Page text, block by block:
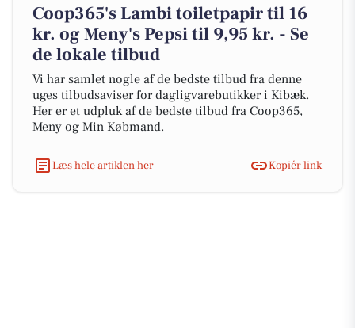
Coop365's Lambi toiletpapir til 16
kr. og Meny's Pepsi til 9,95 kr. - Se
de lokale tilbud
Vi har samlet nogle af de bedste tilbud fra denne
uges tilbudsaviser for dagligvarebutikker i Kibæk.
Her er et udpluk af de bedste tilbud fra Coop365,
Meny og Min Købmand.
Læs hele artiklen her Kopiér link